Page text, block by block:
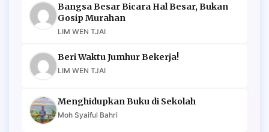
Bangsa Besar Bicara Hal Besar, Bukan
Gosip Murahan
LIM WEN TJAI
Beri Waktu Jumhur Bekerja!
LIM WEN TJAI
Menghidupkan Buku di Sekolah
Moh Syaiful Bahri